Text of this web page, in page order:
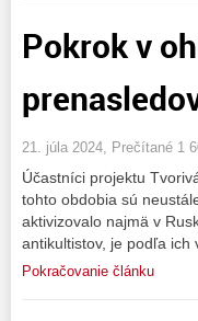
Pokrok v
21. júla 2024, Prečítané 1
Účastníci projektu
tohto obdobia sú
aktivizovalo najmä v
antikultistov, je podľa
Pokračovanie článku